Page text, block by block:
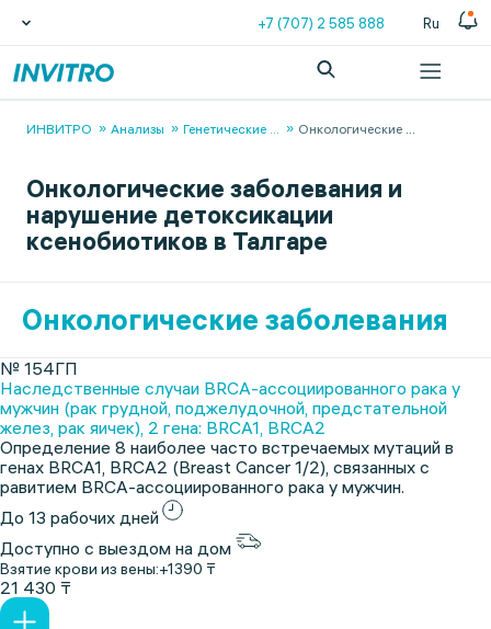
+7 (707) 2 585 888 Ru
ИНВИТРО Анализы Генетические ... Онкологические ...
Онкологические заболевания и
нарушение детоксикации
ксенобиотиков в Талгаре
Онкологические заболевания
№ 154ГП
Наследственные случаи BRCA-ассоциированного рака у
мужчин (рак грудной, поджелудочной, предстательной
желез, рак яичек), 2 гена: BRCA1, BRCA2
Определение 8 наиболее часто встречаемых мутаций в
генах BRCA1, BRCA2 (Breast Cancer 1/2), связанных с
равитием BRCA-ассоциированного рака у мужчин.
До 13 рабочих дней
Доступно с выездом на дом
Взятие крови из вены:+1390 ₸
21 430 ₸